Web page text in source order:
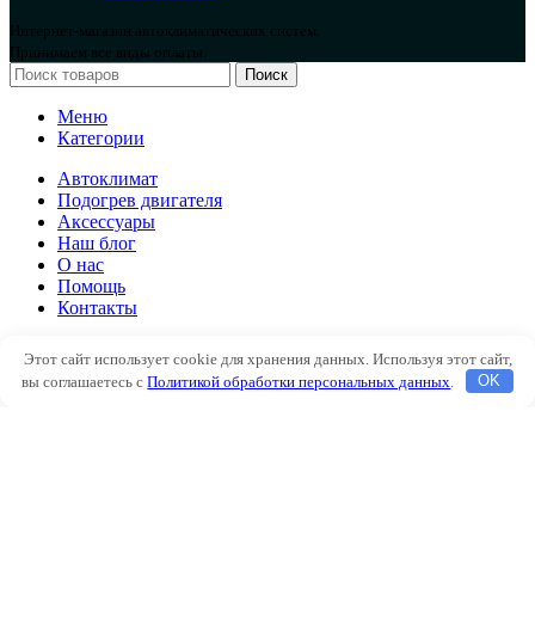
Интернет-магазин автоклиматических систем.
Принимаем все виды оплаты.
Поиск
Меню
Категории
Автоклимат
Подогрев двигателя
Аксессуары
Наш блог
О нас
Помощь
Контакты
Подогрев двигателя
Аксессуары
Этот сайт использует cookie для хранения данных. Используя этот сайт,
вы соглашаетесь сПолитикой обработки персональных данных OK